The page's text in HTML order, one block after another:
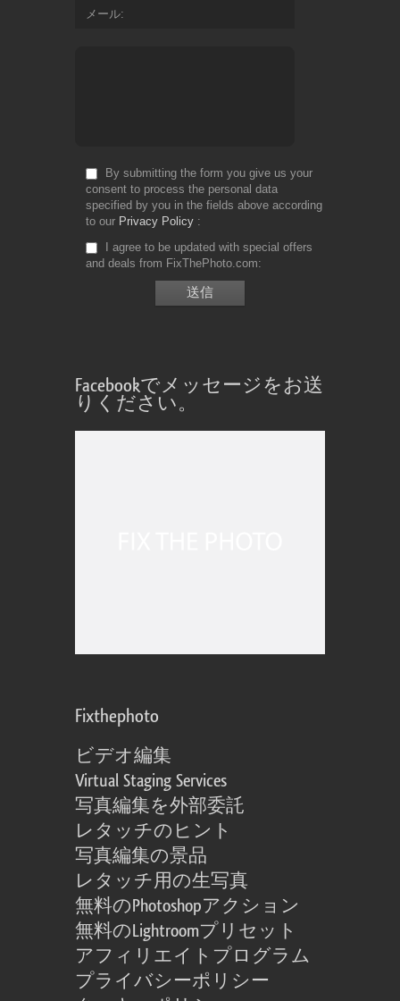
メール
By submitting the form you give us your
consent to process the personal data
specified by you in the fields above according
to our Privacy Policy
I agree to be updated with special offers
and deals from FixThePhoto.com
Facebookでメッセージをお送
りください。
Fixthephoto
ビデオ編集
Virtual Staging Services
写真編集を外部委託
レタッチのヒント
写真編集の景品
レタッチ用の生写真
無料のPhotoshopアクション
無料のLightroomプリセット
アフィリエイトプログラム
プライバシーポリシー